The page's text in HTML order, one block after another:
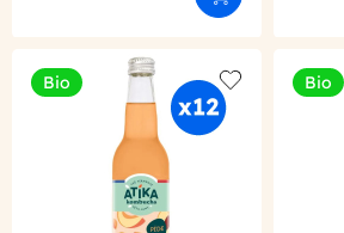
Bio
Add to wishlist
Bio